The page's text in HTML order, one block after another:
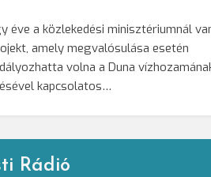
éve a közlekedési minisztériumnál
amely megvalósulása esetén
volna a Duna
kapcsolatos…
Rádió